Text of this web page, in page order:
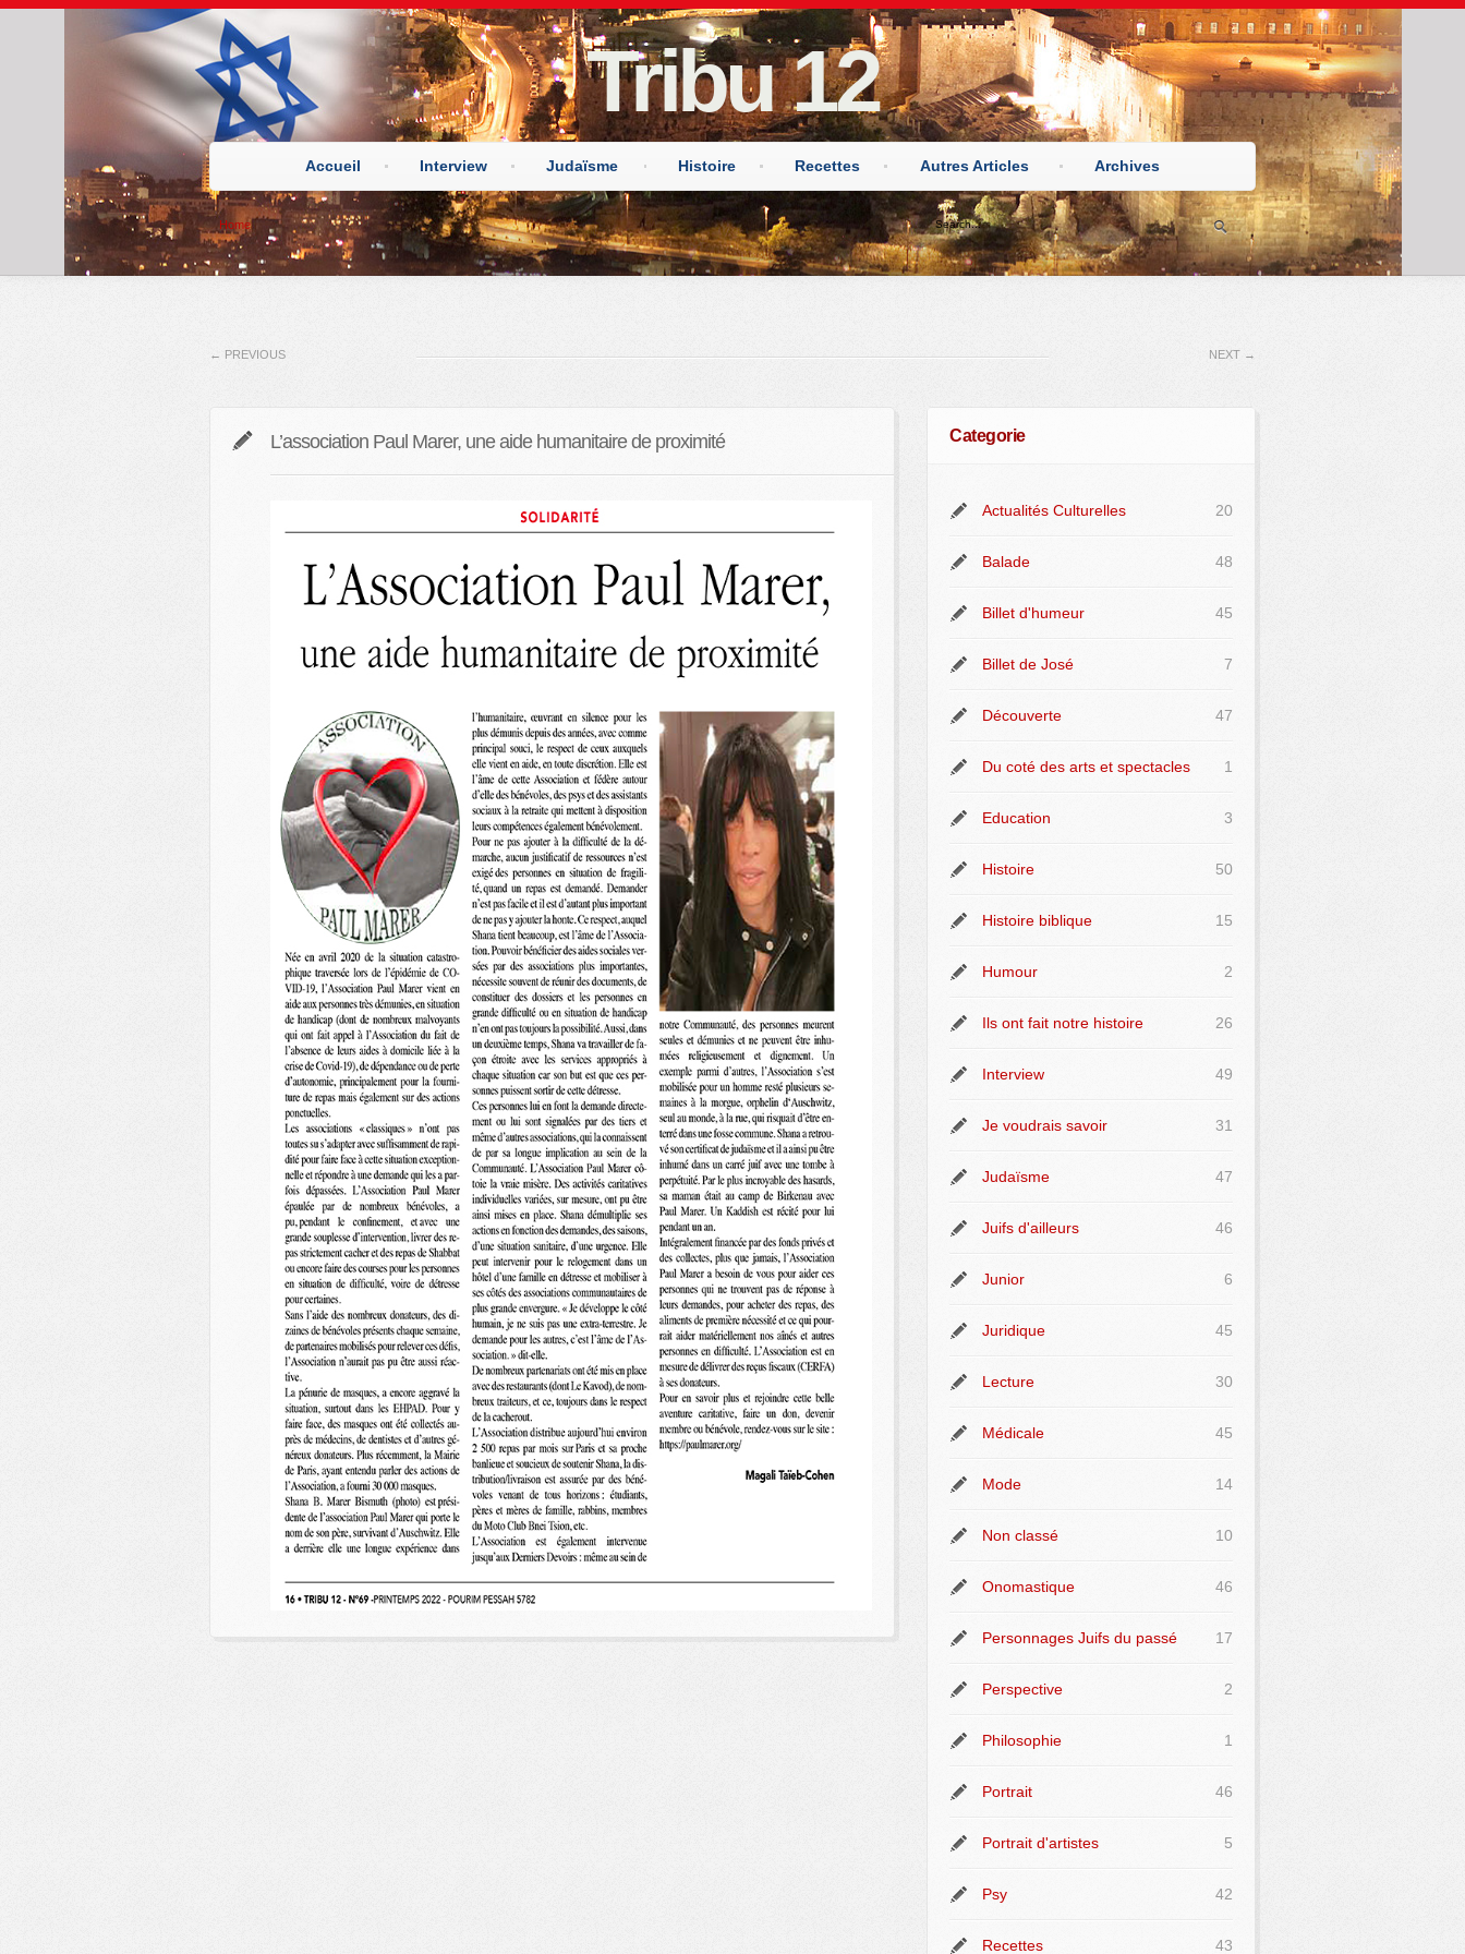
Tribu 12
Accueil Interview Judaïsme Histoire Recettes Autres Articles Archives
Home
← PREVIOUS NEXT →
L’association Paul Marer, une aide humanitaire de proximité Categorie
Actualités Culturelles 20
Balade 48
Billet d'humeur 45
Billet de José 7
Découverte 47
Du coté des arts et spectacles 1
Education 3
Histoire 50
Histoire biblique 15
Humour 2
Ils ont fait notre histoire 26
Interview 49
Je voudrais savoir 31
Judaïsme 47
Juifs d'ailleurs 46
Junior 6
Juridique 45
Lecture 30
Médicale 45
Mode 14
Non classé 10
Onomastique 46
Personnages Juifs du passé 17
Perspective 2
Philosophie 1
Portrait 46
Portrait d'artistes 5
Psy 42
Recettes 43